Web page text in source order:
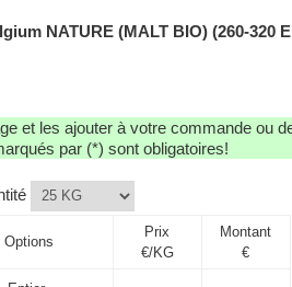
NATURE (MALT BIO) (260-320
et les ajouter à votre commande ou
par (*) sont obligatoires!
Options
Prix
€/KG
Montant
€